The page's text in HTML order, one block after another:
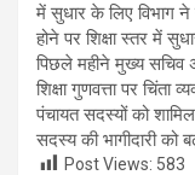
में सुधार के लिए विभाग
होने पर शिक्षा स्तर में
पिछले महीने मुख्य सचिव
शिक्षा गुणवत्ता पर चिंता
पंचायत सदस्यों को
सदस्य की भागीदारी को
Post Views: 583